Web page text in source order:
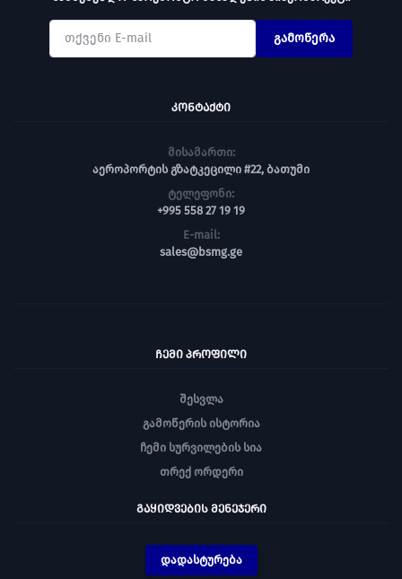
გამოწერა
ᲙᲝᲜᲢᲐᲥᲢᲘ
მისამართი:
აეროპორტის გზატკეცილი #22, ბათუმი
ტელეფონი:
+995 558 27 19 19
E-mail:
sales@bsmg.ge
ᲩᲔᲛᲘ ᲞᲠᲝᲤᲘᲚᲘ
შესვლა
გამოწერის ისტორია
ჩემი სურვილების სია
თრექ ორდერი
ᲒᲐᲧᲘᲓᲕᲔᲑᲘᲡ ᲛᲔᲜᲔᲯᲔᲠᲘ
დადასტურება